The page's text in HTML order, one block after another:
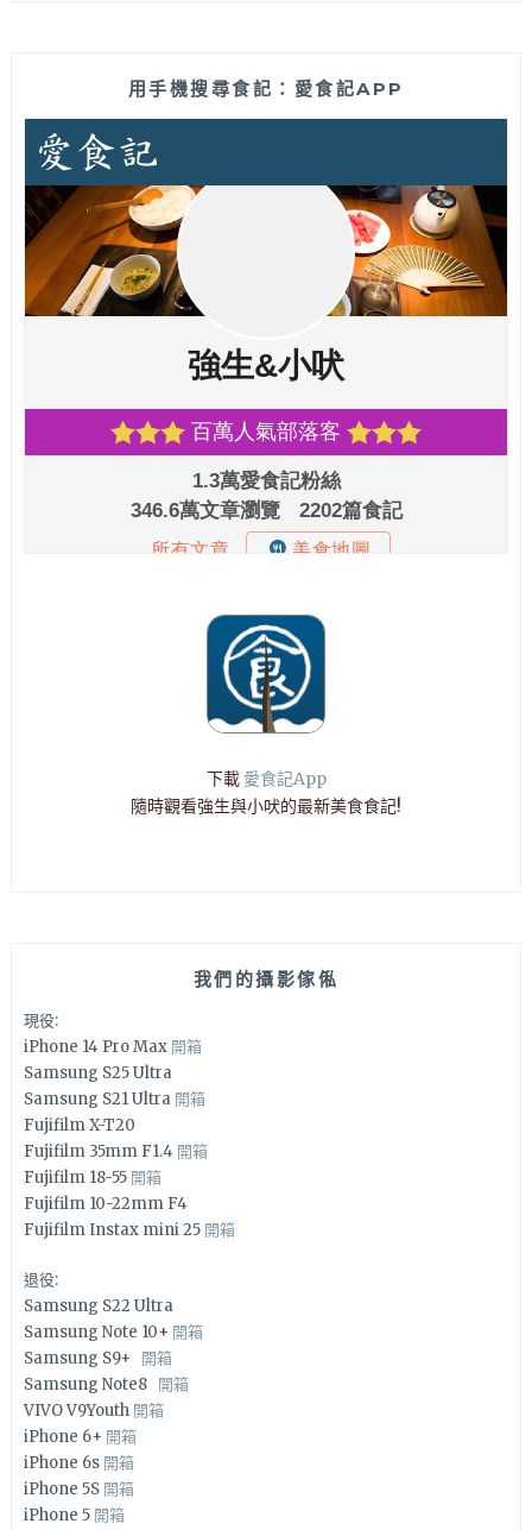
用手機搜尋食記：愛食記APP
下載 愛食記App
隨時觀看強生與小吠的最新美食食記!
我們的攝影傢俬
現役:
iPhone 14 Pro Max 開箱
Samsung S25 Ultra
Samsung S21 Ultra 開箱
Fujifilm X-T20
Fujifilm 35mm F1.4 開箱
Fujifilm 18-55 開箱
Fujifilm 10-22mm F4
Fujifilm Instax mini 25 開箱
退役:
Samsung S22 Ultra
Samsung Note 10+ 開箱
Samsung S9+ 開箱
Samsung Note8 開箱
VIVO V9Youth 開箱
iPhone 6+ 開箱
iPhone 6s 開箱
iPhone 5S 開箱
iPhone 5 開箱